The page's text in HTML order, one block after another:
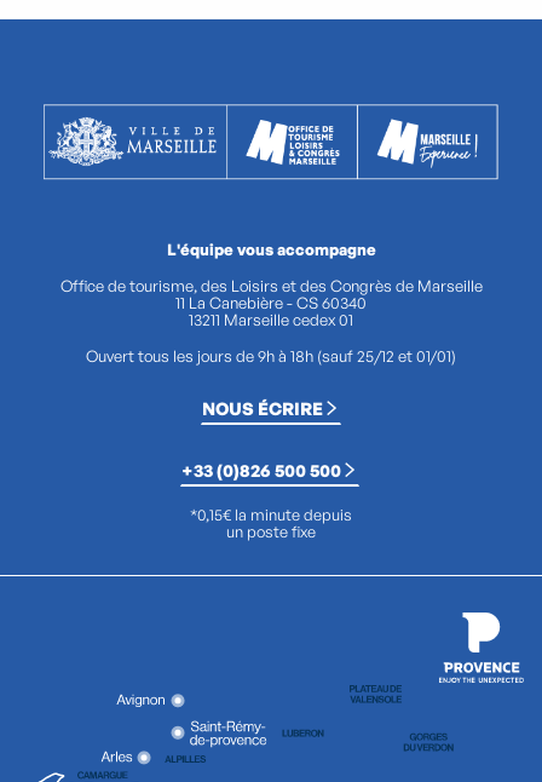
L'équipe vous accompagne
Office de tourisme, des Loisirs et des Congrès de Marseille
11 La Canebière - CS 60340
13211 Marseille cedex 01
Ouvert tous les jours de 9h à 18h (sauf 25/12 et 01/01)
NOUS ÉCRIRE
+33 (0)826 500 500
*0,15€ la minute depuis
un poste fixe